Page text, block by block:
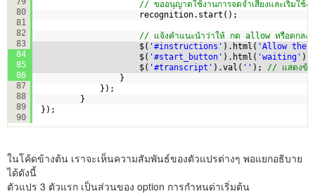
80
81
82
83
84
85
86
87
88
89
90
// ขออนุญาตใช้งานการจดจำเสียงและเริ่มใช้ง
recognition.start();
// แจ้งคำแนะนำว่าให้ กด allow หรือตกลง
$( '#instructions' ).html( 'Allow the
$( '#start_button' ).html( 'waiting'
$( '#transcript' ).val( '' ); // แสดงข้อ
}
});
}
});
ในโค้ดข้างต้น เราจะเห็นความสัมพันธ์ของตัวแปรต่างๆ พอแยกอธิบาย
ได้ดังนี้
ตัวแปร 3 ตัวแรก เป็นส่วนของ option การกำหนด่าเริ่มต้น